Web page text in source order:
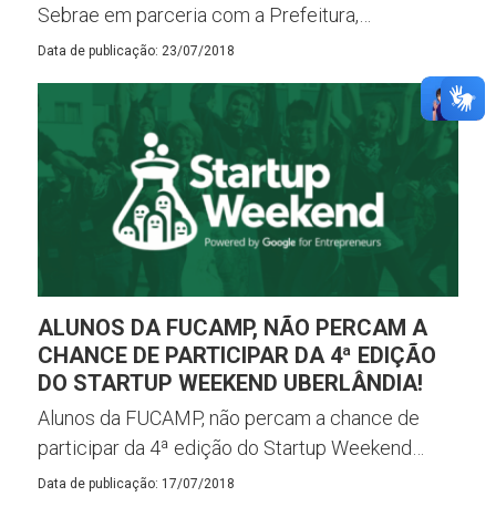
Sebrae em parceria com a Prefeitura,…
Data de publicação: 23/07/2018
ALUNOS DA FUCAMP, NÃO PERCAM A
CHANCE DE PARTICIPAR DA 4ª EDIÇÃO
DO STARTUP WEEKEND UBERLÂNDIA!
Alunos da FUCAMP, não percam a chance de
participar da 4ª edição do Startup Weekend…
Data de publicação: 17/07/2018